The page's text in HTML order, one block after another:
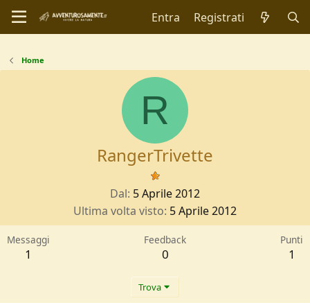
Entra Registrati
Home
R
RangerTrivette
Dal 5 Aprile 2012
Ultima volta visto 5 Aprile 2012
Messaggi
1
Feedback
0
Punti
1
Trova